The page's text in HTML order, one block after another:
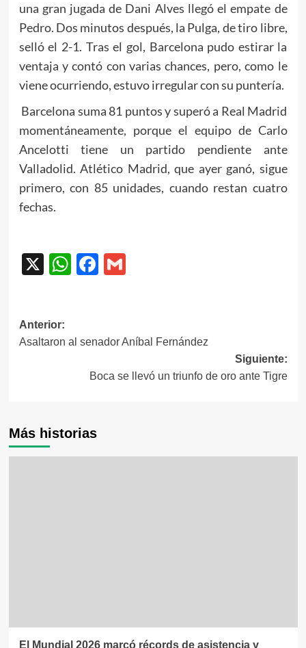
una gran jugada de Dani Alves llegó el empate de
Pedro. Dos minutos después, la Pulga, de tiro libre,
selló el 2-1. Tras el gol, Barcelona pudo estirar la
ventaja y contó con varias chances, pero, como le
viene ocurriendo, estuvo irregular con su puntería.
Barcelona suma 81 puntos y superó a Real Madrid
momentáneamente, porque el equipo de Carlo
Ancelotti tiene un partido pendiente ante
Valladolid. Atlético Madrid, que ayer ganó, sigue
primero, con 85 unidades, cuando restan cuatro
fechas.
X WhatsApp
Facebook
Gmail
Navegación
de
entradas
Anterior:
Asaltaron al senador Aníbal Fernández
Siguiente:
Boca se llevó un triunfo de oro ante Tigre
Más historias
El Mundial 2026 marcó récords de asistencia y